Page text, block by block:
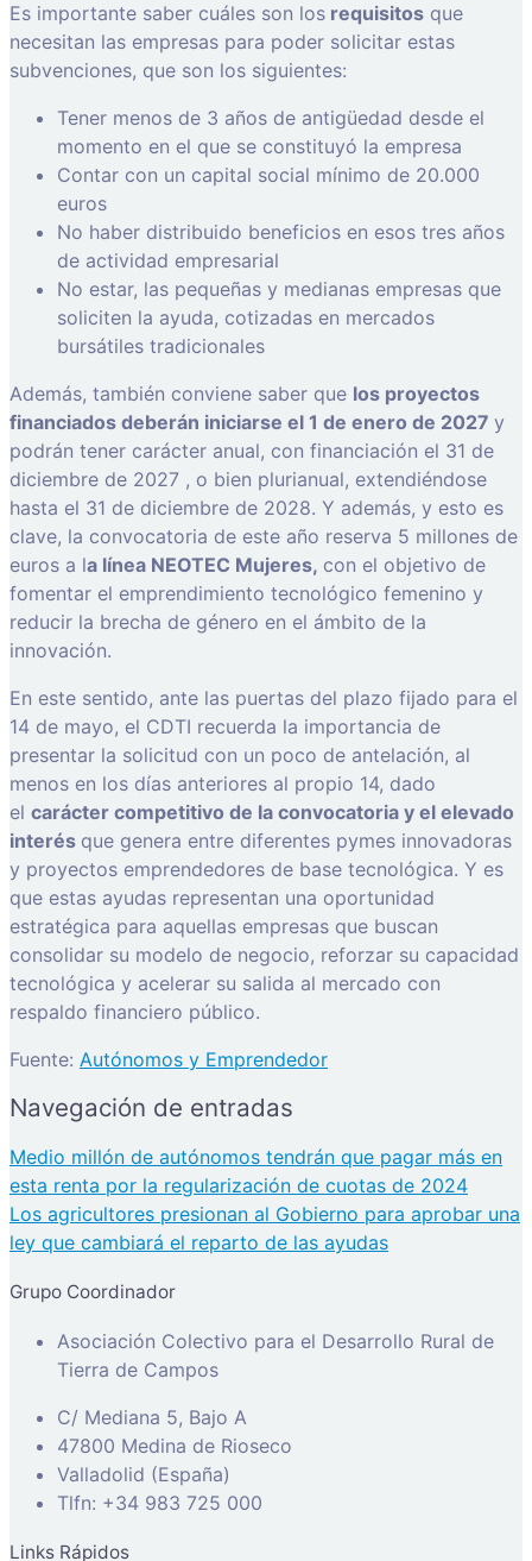
Es importante saber cuáles son los requisitos que
necesitan las empresas para poder solicitar estas
subvenciones, que son los siguientes:
Tener menos de 3 años de antigüedad desde el
momento en el que se constituyó la empresa
Contar con un capital social mínimo de 20.000
euros
No haber distribuido beneficios en esos tres años
de actividad empresarial
No estar, las pequeñas y medianas empresas que
soliciten la ayuda, cotizadas en mercados
bursátiles tradicionales
Además, también conviene saber que los proyectos
financiados deberán iniciarse el 1 de enero de 2027 y
podrán tener carácter anual, con financiación el 31 de
diciembre de 2027 , o bien plurianual, extendiéndose
hasta el 31 de diciembre de 2028. Y además, y esto es
clave, la convocatoria de este año reserva 5 millones de
euros a la línea NEOTEC Mujeres, con el objetivo de
fomentar el emprendimiento tecnológico femenino y
reducir la brecha de género en el ámbito de la
innovación.
En este sentido, ante las puertas del plazo fijado para el
14 de mayo, el CDTI recuerda la importancia de
presentar la solicitud con un poco de antelación, al
menos en los días anteriores al propio 14, dado
el carácter competitivo de la convocatoria y el elevado
interés que genera entre diferentes pymes innovadoras
y proyectos emprendedores de base tecnológica. Y es
que estas ayudas representan una oportunidad
estratégica para aquellas empresas que buscan
consolidar su modelo de negocio, reforzar su capacidad
tecnológica y acelerar su salida al mercado con
respaldo financiero público.
Fuente: Autónomos y Emprendedor
Navegación de entradas
Medio millón de autónomos tendrán que pagar más en
esta renta por la regularización de cuotas de 2024
Los agricultores presionan al Gobierno para aprobar una
ley que cambiará el reparto de las ayudas
Grupo Coordinador
Asociación Colectivo para el Desarrollo Rural de
Tierra de Campos
C/ Mediana 5, Bajo A
47800 Medina de Rioseco
Valladolid (España)
Tlfn: +34 983 725 000
Links Rápidos